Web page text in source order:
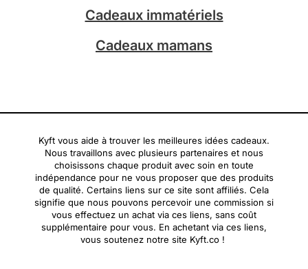
Cadeaux immatériels
Cadeaux mamans
Kyft vous aide à trouver les meilleures idées cadeaux.
Nous travaillons avec plusieurs partenaires et nous
choisissons chaque produit avec soin en toute
indépendance pour ne vous proposer que des produits
de qualité. Certains liens sur ce site sont affiliés. Cela
signifie que nous pouvons percevoir une commission si
vous effectuez un achat via ces liens, sans coût
supplémentaire pour vous. En achetant via ces liens,
vous soutenez notre site Kyft.co !